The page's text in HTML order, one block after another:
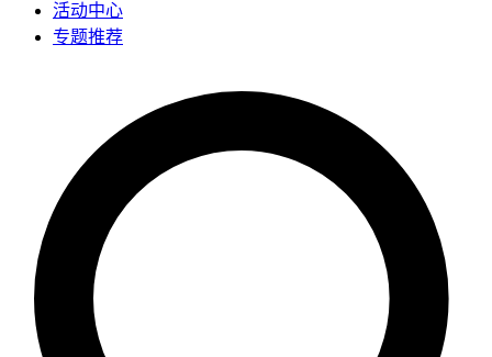
活动中心
专题推荐